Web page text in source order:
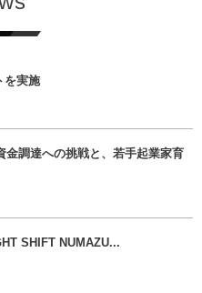
を実施
金調達への挑戦と、若手起業家育
SHIFT NUMAZU...